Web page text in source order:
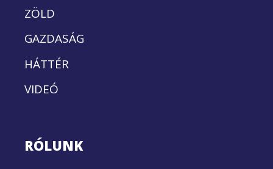
ZÖLD
GAZDASÁG
HÁTTÉR
VIDEÓ
RÓLUNK